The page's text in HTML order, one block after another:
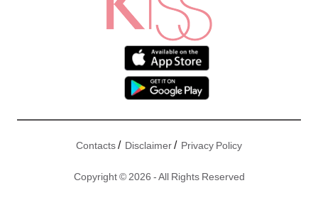
Contacts/ Disclaimer/ Privacy Policy
Copyright © 2026 - All Rights Reserved